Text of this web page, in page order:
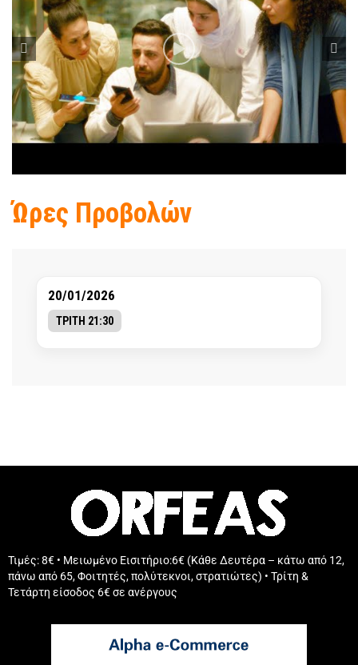
Ώρες Προβολών
20/01/2026
ΤΡΙΤΗ 21:30
Τιμές: 8€ • Μειωμένο Εισιτήριο:6€ (Κάθε Δευτέρα – κάτω από 12,
πάνω από 65, Φοιτητές, πολύτεκνοι, στρατιώτες) • Τρίτη &
Τετάρτη είσοδος 6€ σε ανέργους